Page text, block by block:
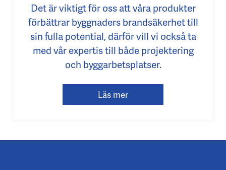
Det är viktigt för oss att våra produkter
förbättrar byggnaders brandsäkerhet till
sin fulla potential, därför vill vi också ta
med vår expertis till både projektering
och byggarbetsplatser.
Läs mer